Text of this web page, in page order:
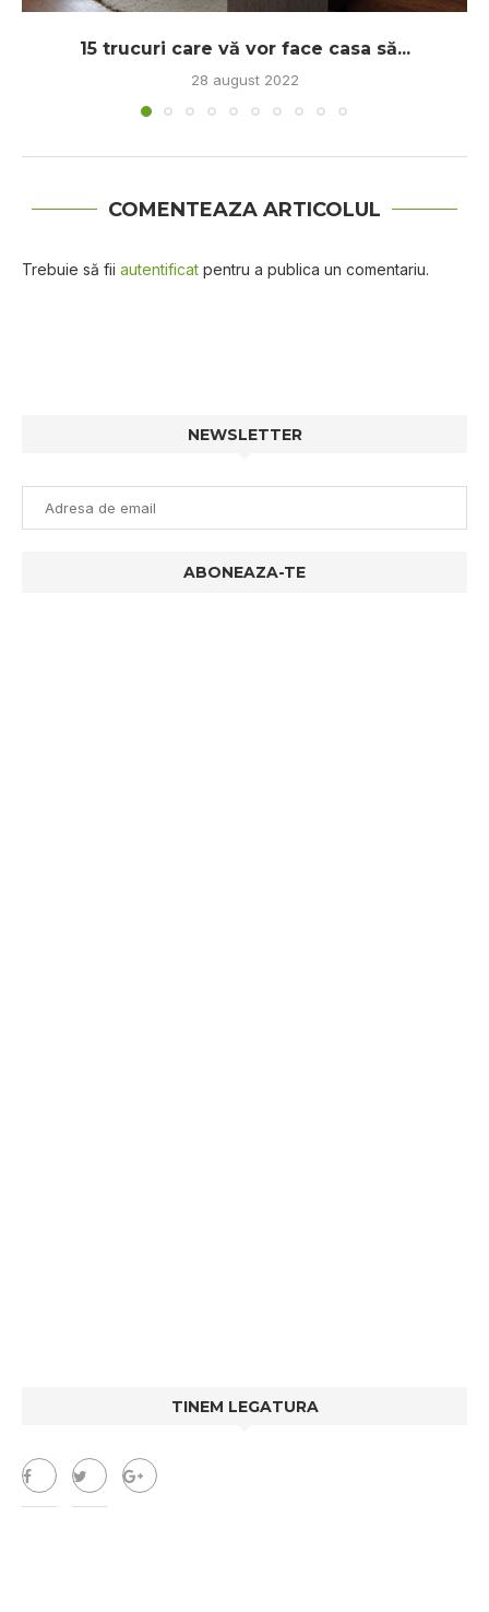
15 trucuri care vă vor face casa să...
28 august 2022
COMENTEAZA ARTICOLUL
Trebuie să fii autentificat pentru a publica un comentariu.
NEWSLETTER
TINEM LEGATURA